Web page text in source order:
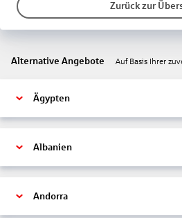
Zurück zur
Alternative Angebote Auf Basis Ihrer
Ägypten
Albanien
Andorra